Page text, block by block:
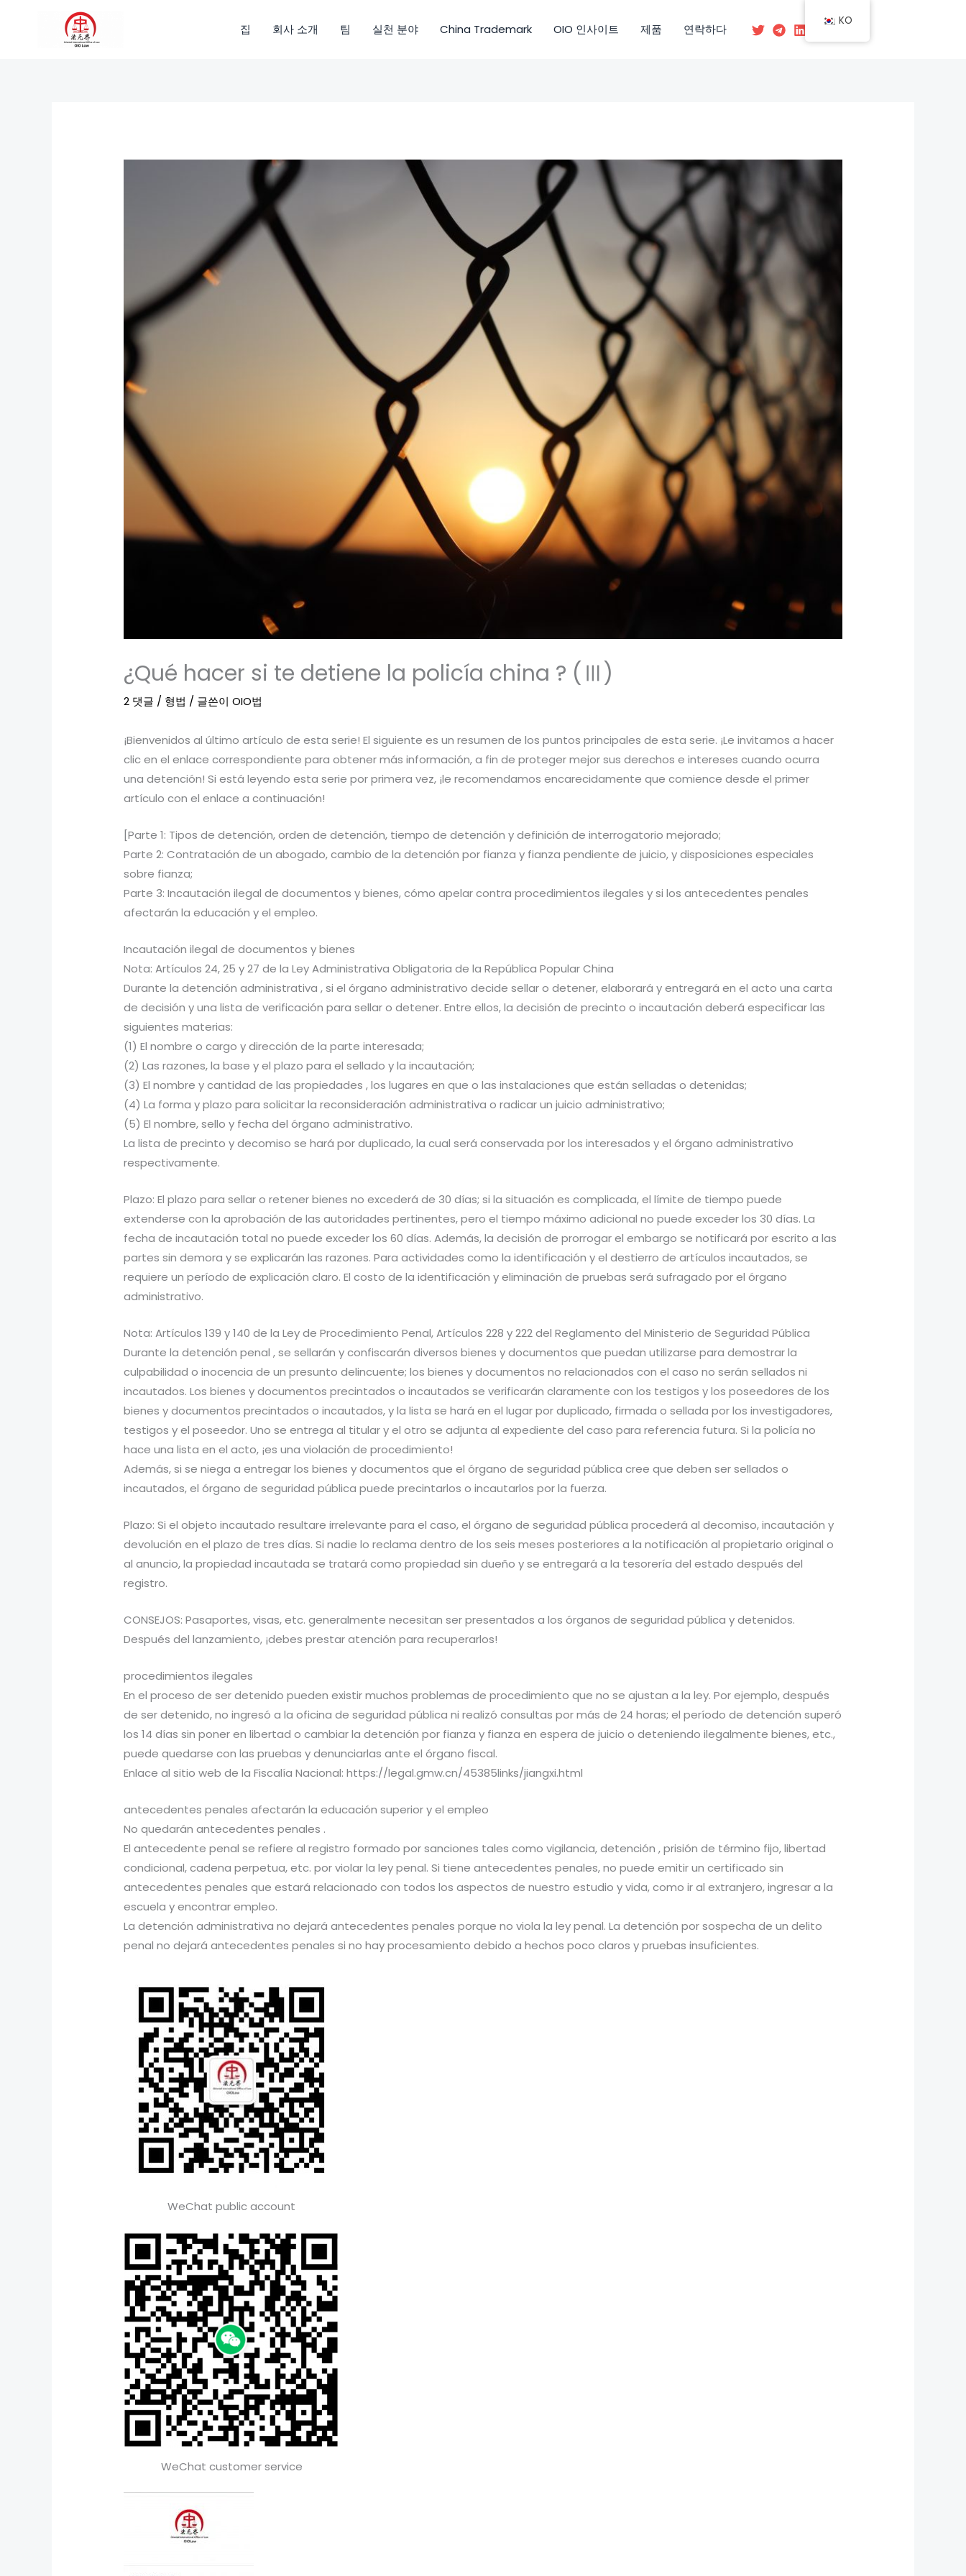
집 회사 소개 팀 실천 분야 China Trademark OIO 인사이트 제품 연락하다
¿Qué hacer si te detiene la policía china ? (Ⅲ)
2 댓글 / 형법 / 글쓴이OIO법
¡Bienvenidos al último artículo de esta serie! El siguiente es un resumen de los puntos principales de esta serie. ¡Le invitamos a hacer
clic en el enlace correspondiente para obtener más información, a fin de proteger mejor sus derechos e intereses cuando ocurra
una detención! Si está leyendo esta serie por primera vez, ¡le recomendamos encarecidamente que comience desde el primer
artículo con el enlace a continuación!
[Parte 1: Tipos de detención, orden de detención, tiempo de detención y definición de interrogatorio mejorado;
Parte 2: Contratación de un abogado, cambio de la detención por fianza y fianza pendiente de juicio, y disposiciones especiales
sobre fianza;
Parte 3: Incautación ilegal de documentos y bienes, cómo apelar contra procedimientos ilegales y si los antecedentes penales
afectarán la educación y el empleo.
Incautación ilegal de documentos y bienes
Nota: Artículos 24, 25 y 27 de la Ley Administrativa Obligatoria de la República Popular China
Durante la detención administrativa , si el órgano administrativo decide sellar o detener, elaborará y entregará en el acto una carta
de decisión y una lista de verificación para sellar o detener. Entre ellos, la decisión de precinto o incautación deberá especificar las
siguientes materias:
(1) El nombre o cargo y dirección de la parte interesada;
(2) Las razones, la base y el plazo para el sellado y la incautación;
(3) El nombre y cantidad de las propiedades , los lugares en que o las instalaciones que están selladas o detenidas;
(4) La forma y plazo para solicitar la reconsideración administrativa o radicar un juicio administrativo;
(5) El nombre, sello y fecha del órgano administrativo.
La lista de precinto y decomiso se hará por duplicado, la cual será conservada por los interesados y el órgano administrativo
respectivamente.
Plazo: El plazo para sellar o retener bienes no excederá de 30 días; si la situación es complicada, el límite de tiempo puede
extenderse con la aprobación de las autoridades pertinentes, pero el tiempo máximo adicional no puede exceder los 30 días. La
fecha de incautación total no puede exceder los 60 días. Además, la decisión de prorrogar el embargo se notificará por escrito a las
partes sin demora y se explicarán las razones. Para actividades como la identificación y el destierro de artículos incautados, se
requiere un período de explicación claro. El costo de la identificación y eliminación de pruebas será sufragado por el órgano
administrativo.
Nota: Artículos 139 y 140 de la Ley de Procedimiento Penal, Artículos 228 y 222 del Reglamento del Ministerio de Seguridad Pública
Durante la detención penal , se sellarán y confiscarán diversos bienes y documentos que puedan utilizarse para demostrar la
culpabilidad o inocencia de un presunto delincuente; los bienes y documentos no relacionados con el caso no serán sellados ni
incautados. Los bienes y documentos precintados o incautados se verificarán claramente con los testigos y los poseedores de los
bienes y documentos precintados o incautados, y la lista se hará en el lugar por duplicado, firmada o sellada por los investigadores,
testigos y el poseedor. Uno se entrega al titular y el otro se adjunta al expediente del caso para referencia futura. Si la policía no
hace una lista en el acto, ¡es una violación de procedimiento!
Además, si se niega a entregar los bienes y documentos que el órgano de seguridad pública cree que deben ser sellados o
incautados, el órgano de seguridad pública puede precintarlos o incautarlos por la fuerza.
Plazo: Si el objeto incautado resultare irrelevante para el caso, el órgano de seguridad pública procederá al decomiso, incautación y
devolución en el plazo de tres días. Si nadie lo reclama dentro de los seis meses posteriores a la notificación al propietario original o
al anuncio, la propiedad incautada se tratará como propiedad sin dueño y se entregará a la tesorería del estado después del
registro.
CONSEJOS: Pasaportes, visas, etc. generalmente necesitan ser presentados a los órganos de seguridad pública y detenidos.
Después del lanzamiento, ¡debes prestar atención para recuperarlos!
procedimientos ilegales
En el proceso de ser detenido pueden existir muchos problemas de procedimiento que no se ajustan a la ley. Por ejemplo, después
de ser detenido, no ingresó a la oficina de seguridad pública ni realizó consultas por más de 24 horas; el período de detención superó
los 14 días sin poner en libertad o cambiar la detención por fianza y fianza en espera de juicio o deteniendo ilegalmente bienes, etc.,
puede quedarse con las pruebas y denunciarlas ante el órgano fiscal.
Enlace al sitio web de la Fiscalía Nacional: https://legal.gmw.cn/45385links/jiangxi.html
antecedentes penales afectarán la educación superior y el empleo
No quedarán antecedentes penales .
El antecedente penal se refiere al registro formado por sanciones tales como vigilancia, detención , prisión de término fijo, libertad
condicional, cadena perpetua, etc. por violar la ley penal. Si tiene antecedentes penales, no puede emitir un certificado sin
antecedentes penales que estará relacionado con todos los aspectos de nuestro estudio y vida, como ir al extranjero, ingresar a la
escuela y encontrar empleo.
La detención administrativa no dejará antecedentes penales porque no viola la ley penal. La detención por sospecha de un delito
penal no dejará antecedentes penales si no hay procesamiento debido a hechos poco claros y pruebas insuficientes.
WeChat public account
WeChat customer service
KO